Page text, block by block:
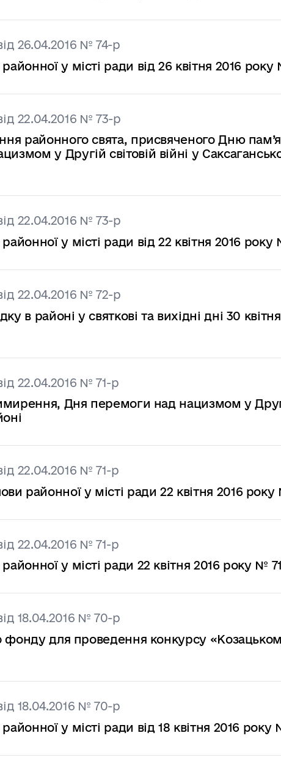
26.04.2016 № 74-р
у місті ради від 26 квітня 2016
22.04.2016 № 73-р
районного свята, присвяченого Дню
у Другій світовій війні у
22.04.2016 № 73-р
у місті ради від 22 квітня 2016
22.04.2016 № 72-р
в районі у святкові та вихідні дні 30
22.04.2016 № 71-р
Дня перемоги над нацизмом у
22.04.2016 № 71-р
районної у місті ради 22 квітня 2016 року
22.04.2016 № 71-р
у місті ради 22 квітня 2016 року №
18.04.2016 № 70-р
фонду для проведення конкурсу
18.04.2016 № 70-р
у місті ради від 18 квітня 2016